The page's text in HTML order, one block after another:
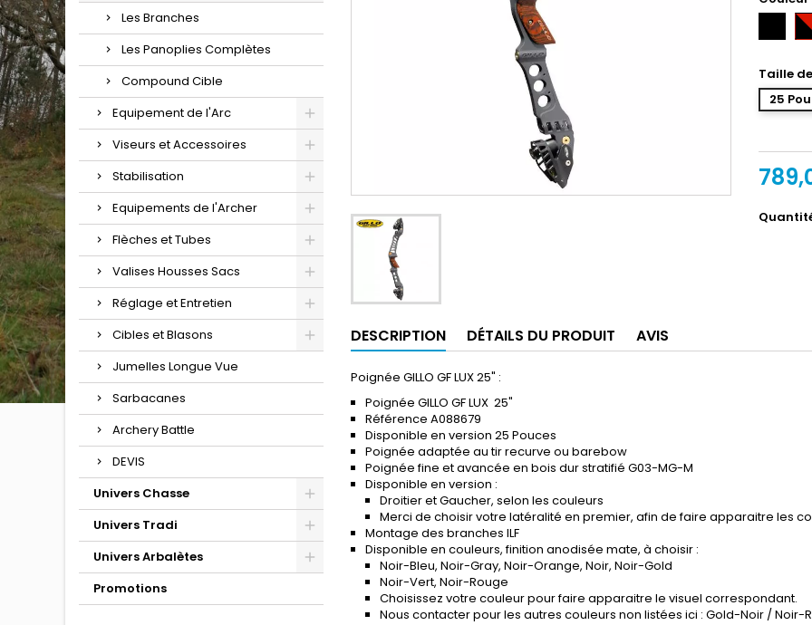
Les Branches
Les Panoplies Complètes
Compound Cible
Equipement de l'Arc
Viseurs et Accessoires
Stabilisation
Equipements de l'Archer
Flèches et Tubes
Valises Housses Sacs
Réglage et Entretien
Cibles et Blasons
Jumelles Longue Vue
Sarbacanes
Archery Battle
DEVIS
Univers Chasse
Univers Tradi
Univers Arbalètes
Promotions
Taille
25
DESCRIPTION DÉTAILS DU PRODUIT AVIS
Poignée GILLO GF LUX 25" :
Poignée GILLO GF LUX 25"
Référence A088679
Disponible en version 25 Pouces
Poignée adaptée au tir recurve ou barebow
Poignée fine et avancée en bois dur stratifié G03-MG-M
Disponible en version :
Droitier et Gaucher, selon les couleurs
Merci de choisir votre latéralité en premier, afin de faire apparaitre les
Montage des branches ILF
Disponible en couleurs, finition anodisée mate, à choisir :
Noir-Bleu, Noir-Gray, Noir-Orange, Noir, Noir-Gold
Noir-Vert, Noir-Rouge
Choisissez votre couleur pour faire apparaitre le visuel correspondant.
Nous contacter pour les autres couleurs non listées ici : Gold-Noir / Noir-